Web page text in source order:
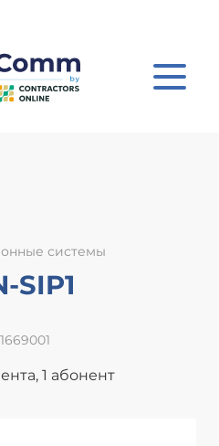
системы
SIP1
1 абонент